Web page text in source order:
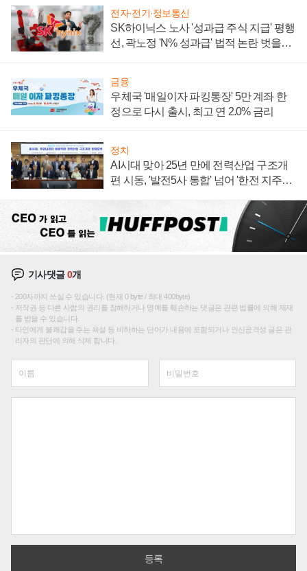
전자·전기·정보통신
SK하이닉스 노사 '성과급 주식 지급' 평행
선, 곽노정 'N% 성과급' 법적 논란 벗을지
금융
우체국 '매일이자 파킹통장' 5만 계좌 한
정으로 다시 출시, 최고 연 2.0% 금리
정치
AI시대 맞아 25년 만에 전력산업 구조개
편 시동, '발전5사 통합' 넘어 '한전 지주사'
기사댓글0개
200자까지 쓰실 수 있습니다. (현재 0 byte / 최대 400byte)
저작권 등 다른 사람의 권리를 침해하거나 명예를 훼손하는 댓글은 관련 법률에 의해 제재
를 받을 수 있습니다.
타인에게 불쾌감을 주는 욕설 등 비하하는 단어가 내용에 포함되거나 인신공격성 글은 관
리자의 판단에 의해 삭제 합니다.